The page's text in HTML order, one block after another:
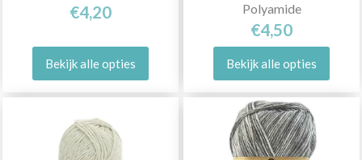
€4,20
Bekijk alle opties
Polyamide
€4,50
Bekijk alle opties